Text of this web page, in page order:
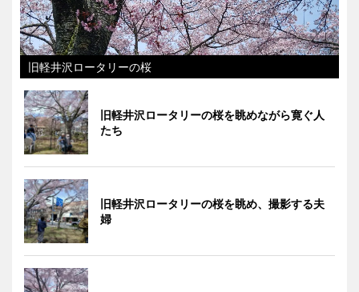
旧軽井沢ロータリーの桜
旧軽井沢ロータリーの桜を眺めながら寛ぐ人
たち
旧軽井沢ロータリーの桜を眺め、撮影する夫
婦